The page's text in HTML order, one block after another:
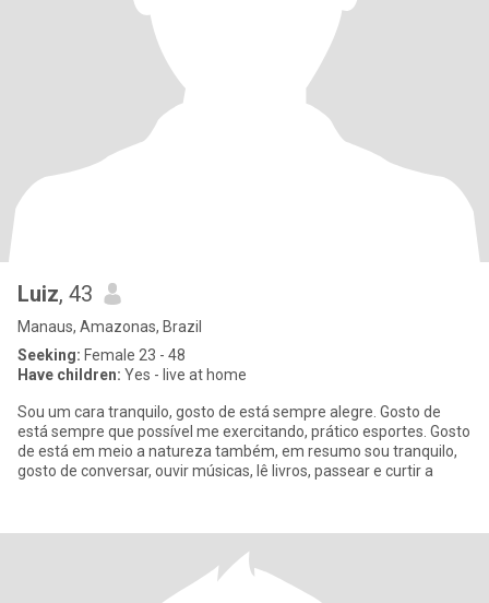
Luiz, 43
Manaus, Amazonas, Brazil
Seeking: Female 23 - 48
Have children: Yes - live at home
Sou um cara tranquilo, gosto de está sempre alegre. Gosto de
está sempre que possível me exercitando, prático esportes. Gosto
de está em meio a natureza também, em resumo sou tranquilo,
gosto de conversar, ouvir músicas, lê livros, passear e curtir a